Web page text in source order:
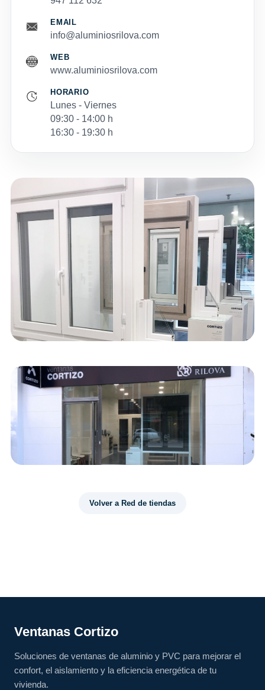
EMAIL
info@aluminiosrilova.com
WEB
www.aluminiosrilova.com
HORARIO
Lunes - Viernes
09:30 - 14:00 h
16:30 - 19:30 h
Volver a Red de tiendas
Ventanas Cortizo
Soluciones de ventanas de aluminio y PVC para mejorar el
confort, el aislamiento y la eficiencia energética de tu
vivienda.